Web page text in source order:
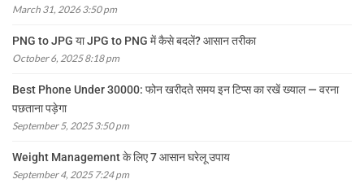
March 31, 2026 3:50 pm
PNG to JPG या JPG to PNG में कैसे बदलें? आसान तरीका
October 6, 2025 8:18 pm
Best Phone Under 30000: फोन खरीदते समय इन टिप्स का रखें ख्याल — वरना
पछताना पड़ेगा
September 5, 2025 3:50 pm
Weight Management के लिए 7 आसान घरेलू उपाय
September 4, 2025 7:24 pm